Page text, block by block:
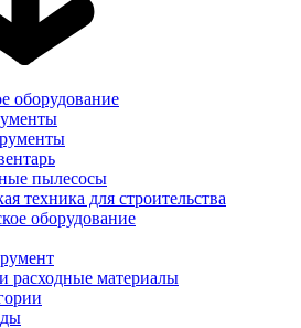
оборудование
пылесосы
техника для строительства
оборудование
расходные материалы